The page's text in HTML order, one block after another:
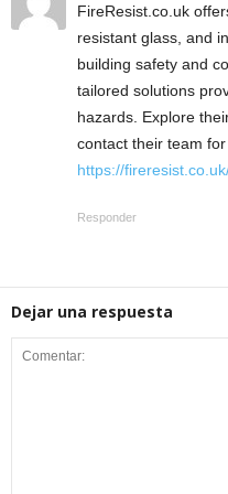
FireResist.co.uk
resistant glass, and
building safety and
tailored solutions
hazards. Explore
contact their team
https://
Responder
Dejar una respuesta